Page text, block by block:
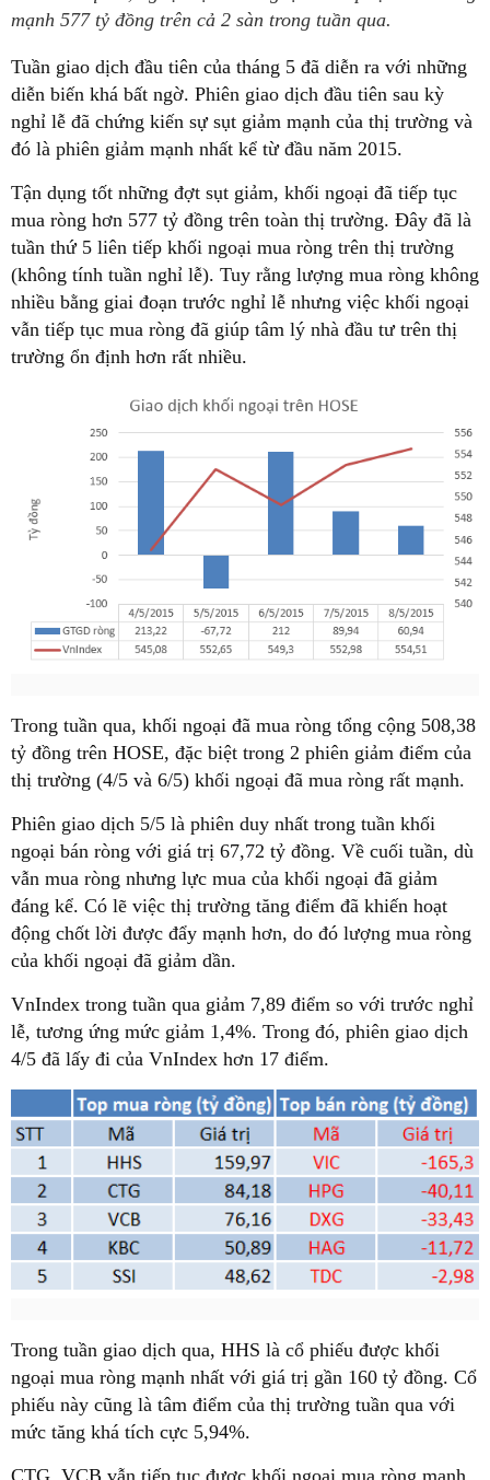
mạnh 577 tỷ đồng trên cả 2 sàn trong tuần qua.
Tuần giao dịch đầu tiên của tháng 5 đã diễn ra với những
diễn biến khá bất ngờ. Phiên giao dịch đầu tiên sau kỳ
nghỉ lễ đã chứng kiến sự sụt giảm mạnh của thị trường và
đó là phiên giảm mạnh nhất kể từ đầu năm 2015.
Tận dụng tốt những đợt sụt giảm, khối ngoại đã tiếp tục
mua ròng hơn 577 tỷ đồng trên toàn thị trường. Đây đã là
tuần thứ 5 liên tiếp khối ngoại mua ròng trên thị trường
(không tính tuần nghỉ lễ). Tuy rằng lượng mua ròng không
nhiều bằng giai đoạn trước nghỉ lễ nhưng việc khối ngoại
vẫn tiếp tục mua ròng đã giúp tâm lý nhà đầu tư trên thị
trường ổn định hơn rất nhiều.
Trong tuần qua, khối ngoại đã mua ròng tổng cộng 508,38
tỷ đồng trên HOSE, đặc biệt trong 2 phiên giảm điểm của
thị trường (4/5 và 6/5) khối ngoại đã mua ròng rất mạnh.
Phiên giao dịch 5/5 là phiên duy nhất trong tuần khối
ngoại bán ròng với giá trị 67,72 tỷ đồng. Về cuối tuần, dù
vẫn mua ròng nhưng lực mua của khối ngoại đã giảm
đáng kể. Có lẽ việc thị trường tăng điểm đã khiến hoạt
động chốt lời được đẩy mạnh hơn, do đó lượng mua ròng
của khối ngoại đã giảm dần.
VnIndex trong tuần qua giảm 7,89 điểm so với trước nghỉ
lễ, tương ứng mức giảm 1,4%. Trong đó, phiên giao dịch
4/5 đã lấy đi của VnIndex hơn 17 điểm.
Trong tuần giao dịch qua, HHS là cổ phiếu được khối
ngoại mua ròng mạnh nhất với giá trị gần 160 tỷ đồng. Cổ
phiếu này cũng là tâm điểm của thị trường tuần qua với
mức tăng khá tích cực 5,94%.
CTG, VCB vẫn tiếp tục được khối ngoại mua ròng mạnh